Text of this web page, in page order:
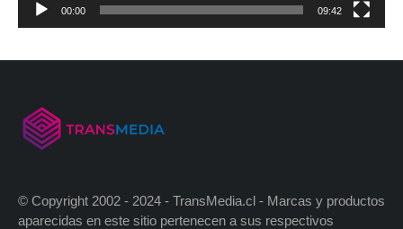
00:00 09:42
© Copyright 2002 - 2024 - TransMedia.cl - Marcas y productos
aparecidas en este sitio pertenecen a sus respectivos